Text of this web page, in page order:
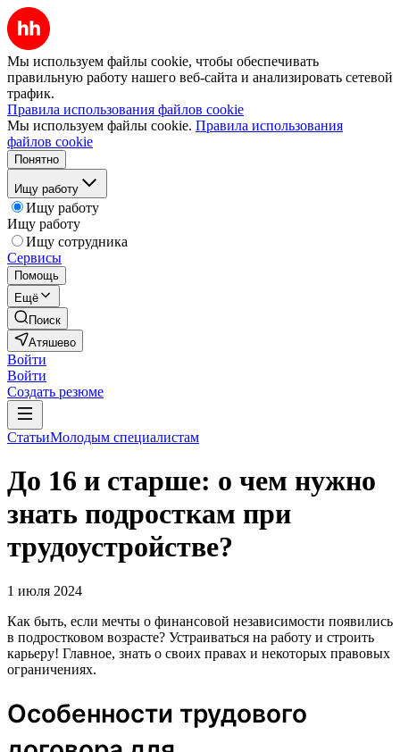
Мы используем файлы cookie, чтобы обеспечивать
правильную работу нашего веб-сайта и анализировать сетевой
трафик.
Правила использования файлов cookie
Мы используем файлы cookie. Правила использования
файлов cookie
Понятно
Ищу работу
Ищу работу
Ищу работу
Ищу сотрудника
Сервисы
Помощь
Ещё
Поиск
Атяшево
Войти
Войти
Создать резюме
СтатьиМолодым специалистам
До 16 и старше: о чем нужно
знать подросткам при
трудоустройстве?
1 июля 2024
Как быть, если мечты о финансовой независимости появились
в подростковом возрасте? Устраиваться на работу и строить
карьеру! Главное, знать о своих правах и некоторых правовых
ограничениях.
Особенности трудового